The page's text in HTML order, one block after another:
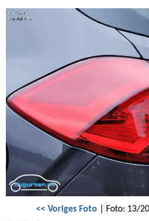
<< Voriges Foto | Foto: 13/